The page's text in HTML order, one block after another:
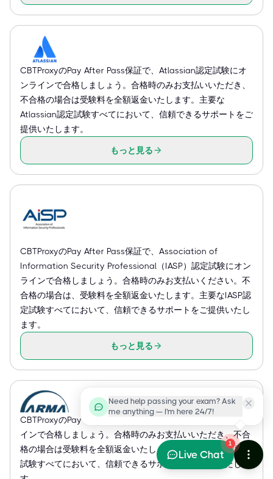
CBTProxyのPay After Pass保証で、Atlassian認定試験にオ
ンラインで合格しましょう。合格時のみお支払いいただき、
不合格の場合は受験料を全額返金いたします。主要な
Atlassian認定試験すべてにおいて、信頼できるサポートをご
提供いたします。
もっと見る
CBTProxyのPay After Pass保証で、Association of
Information Security Professional（IASP）認定試験にオン
ラインで合格しましょう。合格時のみお支払いください。不
合格の場合は、受験料を全額返金いたします。主要なIASP認
定試験すべてにおいて、信頼できるサポートをご提供いたし
ます。
もっと見る
CBTProxyのPay After Pass保証で、ARMA認定試験にオンラ
インで合格しましょう。合格時のみお支払いいただき、不合
格の場合は受験料を全額返金いたします。主要なARMA認定
試験すべてにおいて、信頼できるサポートをご提供いたしま
Need help passing your exam? Ask
me anything — I'm here 24/7!
1
Live Chat